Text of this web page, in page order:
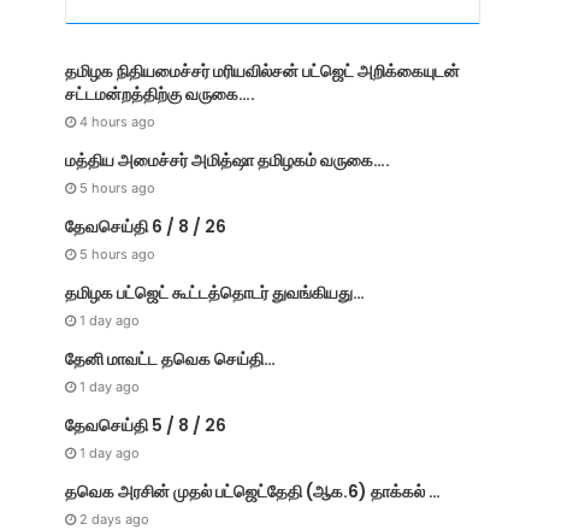
s
தமி​ழ​க நிதியமைச்சர் மரியவில்சன் பட்ஜெட் அறிக்கையுடன்
சட்டமன்றத்திற்கு வருகை….
4 hours ago
மத்திய அமைச்சர் அமித்ஷா தமிழகம் வருகை….
5 hours ago
தேவசெய்தி 6 / 8 / 26
5 hours ago
தமிழக பட்ஜெட் கூட்டத்தொடர் துவங்கியது…
1 day ago
தேனி மாவட்ட தவெக செய்தி…
1 day ago
தேவசெய்தி 5 / 8 / 26
1 day ago
தவெக அரசின் முதல் பட்​ஜெட்தேதி (ஆக.6) தாக்​கல் …
2 days ago